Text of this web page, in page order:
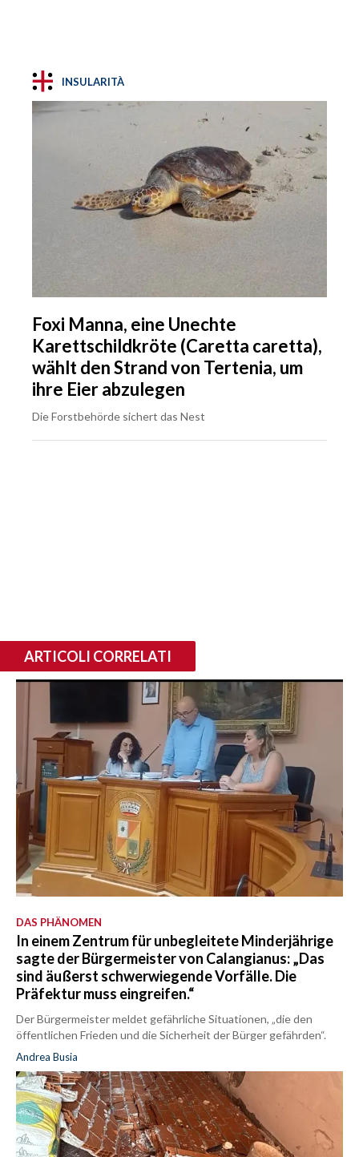
INSULARITÀ
Foxi Manna, eine Unechte
Karettschildkröte (Caretta caretta),
wählt den Strand von Tertenia, um
ihre Eier abzulegen
Die Forstbehörde sichert das Nest
ARTICOLI CORRELATI
DAS PHÄNOMEN
In einem Zentrum für unbegleitete Minderjährige
sagte der Bürgermeister von Calangianus: „Das
sind äußerst schwerwiegende Vorfälle. Die
Präfektur muss eingreifen.“
Der Bürgermeister meldet gefährliche Situationen, „die den
öffentlichen Frieden und die Sicherheit der Bürger gefährden“.
Andrea Busia